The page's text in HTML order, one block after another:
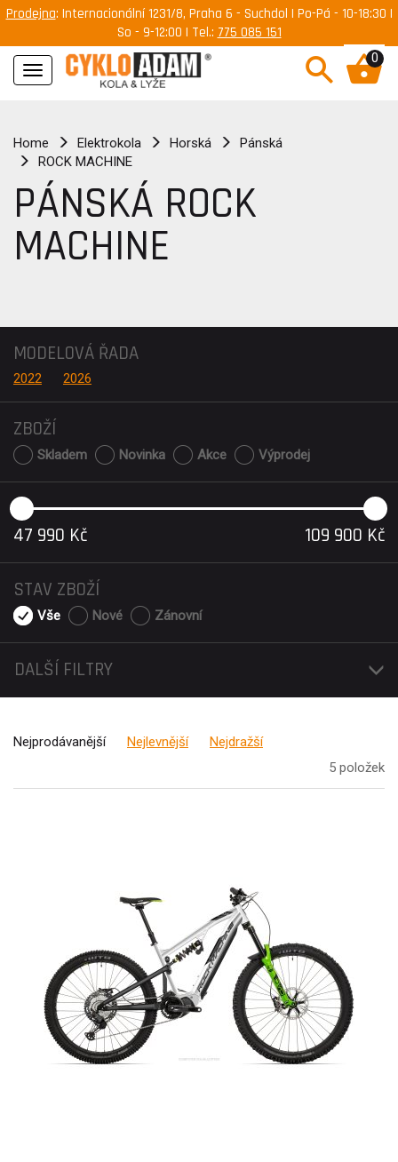
Prodejna: Internacionální 1231/8, Praha 6 - Suchdol | Po-Pá - 10-18:30 |
So - 9-12:00 | Tel.: 775 085 151
Navigace
0
Home Elektrokola Horská
Pánská
ROCK MACHINE
PÁNSKÁ ROCK
MACHINE
MODELOVÁ ŘADA
2022 2026
ZBOŽÍ
Skladem Novinka Akce Výprodej
47 990 Kč 109 900 Kč
STAV ZBOŽÍ
Vše Nové Zánovní
DALŠÍ FILTRY
Nejprodávanější Nejlevnější
Nejdražší
5 položek